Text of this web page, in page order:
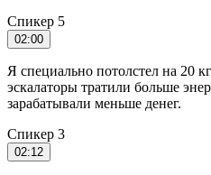
Спикер 5
02:00
Я специально потолстел на 20
эскалаторы тратили больше
зарабатывали меньше денег.
Спикер 3
02:12